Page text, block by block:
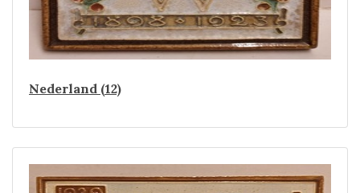
Nederland (12)